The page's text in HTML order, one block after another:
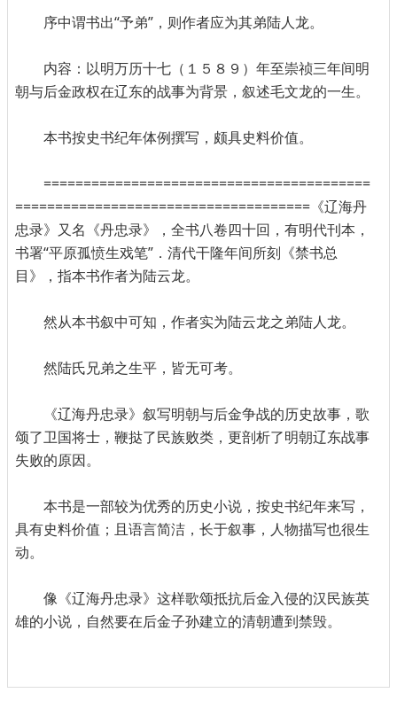
序中谓书出“予弟”，则作者应为其弟陆人龙。
内容：以明万历十七（１５８９）年至崇祯三年间明
朝与后金政权在辽东的战事为背景，叙述毛文龙的一生。
本书按史书纪年体例撰写，颇具史料价值。
=========================================
=====================================《辽海丹
忠录》又名《丹忠录》，全书八卷四十回，有明代刊本，
书署“平原孤愤生戏笔”．清代干隆年间所刻《禁书总
目》，指本书作者为陆云龙。
然从本书叙中可知，作者实为陆云龙之弟陆人龙。
然陆氏兄弟之生平，皆无可考。
《辽海丹忠录》叙写明朝与后金争战的历史故事，歌
颂了卫国将士，鞭挞了民族败类，更剖析了明朝辽东战事
失败的原因。
本书是一部较为优秀的历史小说，按史书纪年来写，
具有史料价值；且语言简洁，长于叙事，人物描写也很生
动。
像《辽海丹忠录》这样歌颂抵抗后金入侵的汉民族英
雄的小说，自然要在后金子孙建立的清朝遭到禁毁。